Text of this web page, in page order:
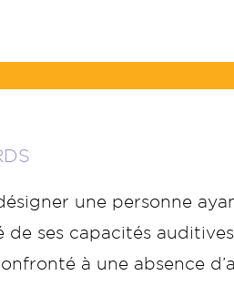
une personne
ses capacités
à une absence